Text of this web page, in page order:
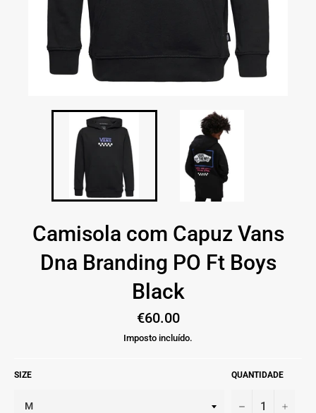
Camisola com Capuz Vans
Dna Branding PO Ft Boys
Black
Preço
normal
€60.00
Imposto incluído.
SIZE QUANTIDADE
− +